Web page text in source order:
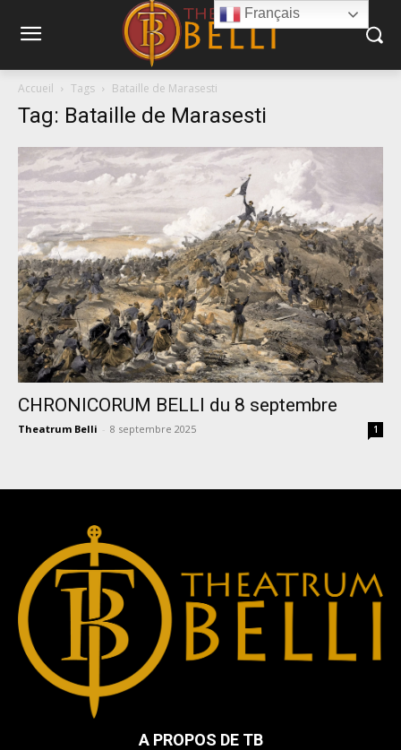
Accueil Tags Bataille de Marasesti
Tag: Bataille de Marasesti
CHRONICORUM BELLI du 8 septembre
Theatrum Belli - 8 septembre 2025 1
A PROPOS DE TB
Français